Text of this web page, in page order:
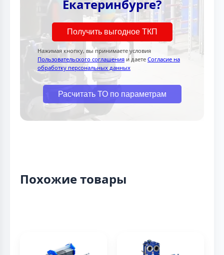
Екатеринбурге?
Получить выгодное ТКП
Нажимая кнопку, вы принимаете условия
Пользовательского соглашения и даете Согласие на
обработку персональных данных
Расчитать ТО по параметрам
Похожие товары